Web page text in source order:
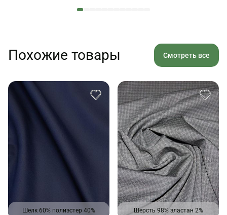
Похожие товары Смотреть все
Шелк 60% полиэстер 40% Шерсть 98% эластан 2%